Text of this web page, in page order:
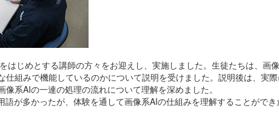
じめとする講師の方々をお迎えし、実施しました。生徒たちは、画
組みで機能しているのかについて説明を受けました。説明後は、実
系AIの一連の処理の流れについて理解を深めました。
が多かったが、体験を通して画像系AIの仕組みを理解することがで